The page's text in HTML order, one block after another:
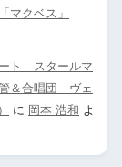
クベス」
ト スタールマ
＆合唱団 ヴェ
に 岡本 浩和 よ